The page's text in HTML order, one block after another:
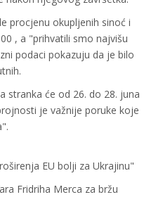
procjenu okupljenih sinoć i
, a "prihvatili smo najvišu
podaci pokazuju da je bilo
stranka će od 26. do 28. juna
je važnije poruke koje
EU bolji za Ukrajinu"
Fridriha Merca za bržu